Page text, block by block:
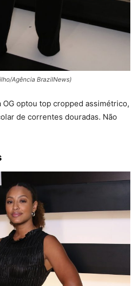
Agência BrazilNews)
optou top cropped assimétrico,
de correntes douradas. Não